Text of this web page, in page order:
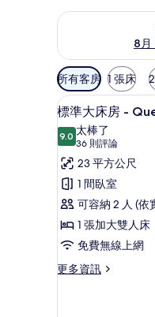
8月
查看今晚 (8月 8 -
可
用
的
客
房
篩
選
條
件
所有客房 1 張床
顯
示
標
準
大
床
房
-
Queen
5
標準大床房 -
9.09.0 分，滿分 10 分
太棒了
36 則評論
(36
則
評
論)
23 平方公尺
1 間臥室
可容納 2 人 (依
1 張加大雙人床
免費無線上網
更多資訊
更